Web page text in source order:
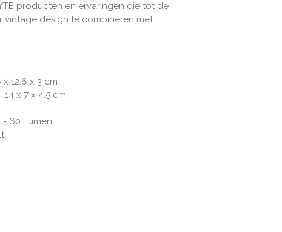
producten en ervaringen die tot de
design te combineren met
x 12.6 x 3 cm
14 x 7 x 4.5 cm
- 60 Lumen